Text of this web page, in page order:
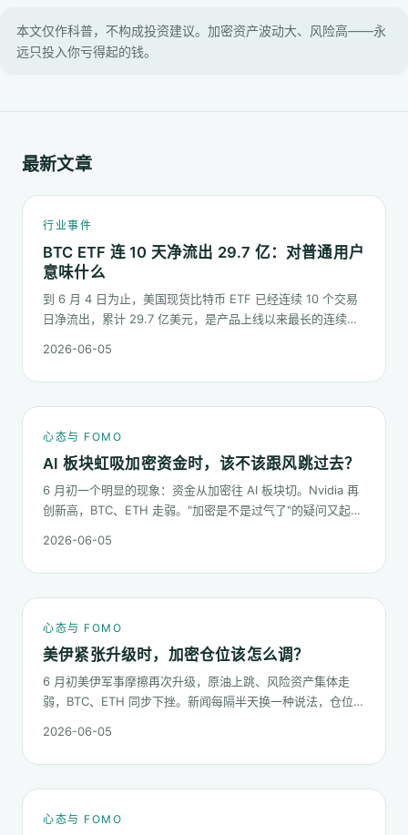
本文仅作科普，不构成投资建议。加密资产波动大、风险高——永
远只投入你亏得起的钱。
最新文章
行业事件
BTC ETF 连 10 天净流出 29.7 亿：对普通用户
意味什么
到 6 月 4 日为止，美国现货比特币 ETF 已经连续 10 个交易
日净流出，累计 29.7 亿美元，是产品上线以来最长的连续流
2026-06-05
心态与 FOMO
AI 板块虹吸加密资金时，该不该跟风跳过去？
6 月初一个明显的现象：资金从加密往 AI 板块切。Nvidia 再
创新高，BTC、ETH 走弱。"加密是不是过气了"的疑问又起来
2026-06-05
心态与 FOMO
美伊紧张升级时，加密仓位该怎么调？
6 月初美伊军事摩擦再次升级，原油上跳、风险资产集体走
弱，BTC、ETH 同步下挫。新闻每隔半天换一种说法，仓位却
2026-06-05
心态与 FOMO